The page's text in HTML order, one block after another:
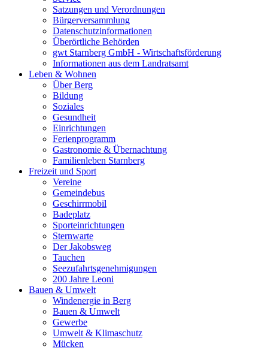
Satzungen und Verordnungen
Bürgerversammlung
Datenschutzinformationen
Überörtliche Behörden
gwt Starnberg GmbH - Wirtschaftsförderung
Informationen aus dem Landratsamt
Leben & Wohnen
Über Berg
Bildung
Soziales
Gesundheit
Einrichtungen
Ferienprogramm
Gastronomie & Übernachtung
Familienleben Starnberg
Freizeit und Sport
Vereine
Gemeindebus
Geschirrmobil
Badeplatz
Sporteinrichtungen
Sternwarte
Der Jakobsweg
Tauchen
Seezufahrtsgenehmigungen
200 Jahre Leoni
Bauen & Umwelt
Windenergie in Berg
Bauen & Umwelt
Gewerbe
Umwelt & Klimaschutz
Mücken